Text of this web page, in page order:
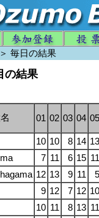
＞ 毎日の結果
の結果
01 02 03 04 05
10 10 8 14
7 11 6 15
12 13 9 11
9 12 7 12
10 11 8 13